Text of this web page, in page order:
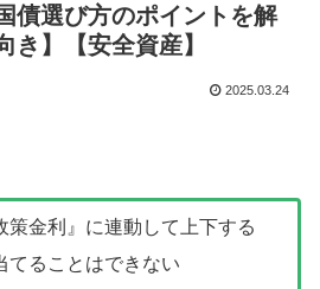
債選び方のポイントを解
き】【安全資産】
2025.03.24
策金利』に連動して上下する
てることはできない